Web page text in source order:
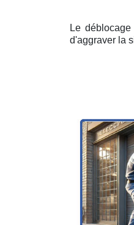
Le
d'aggraver la